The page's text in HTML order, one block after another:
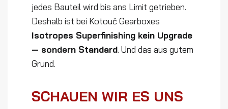
jedes Bauteil wird bis ans Limit getrieben.
Deshalb ist bei Kotouč Gearboxes
Isotropes Superfinishing kein Upgrade
— sondern Standard. Und das aus gutem
Grund.
SCHAUEN WIR ES UNS